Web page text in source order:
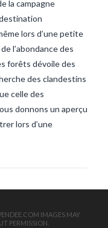
la campagne
lors d’une petite
l’abondance des
forêts dévoile des
des clandestins
celle des
donnons un aperçu
lors d’une
IMAGES MAY
PERMISSION.